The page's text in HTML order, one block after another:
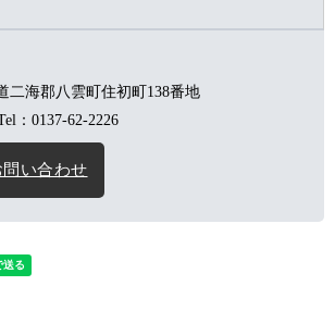
二海郡八雲町住初町138番地
：0137-62-2226
い合わせ